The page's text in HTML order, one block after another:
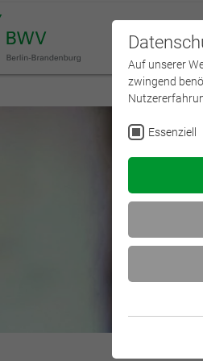
Auf unserer
zwingend
Essenziell
Essenzielle